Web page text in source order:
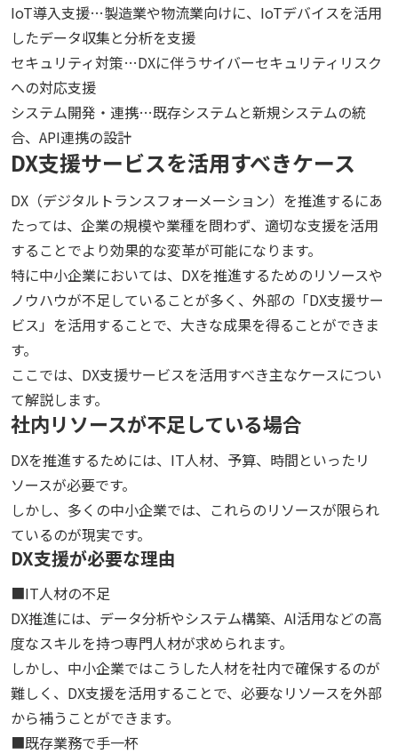
IoT導入支援…製造業や物流業向けに、IoTデバイスを活用
したデータ収集と分析を支援
セキュリティ対策…DXに伴うサイバーセキュリティリスク
への対応支援
システム開発・連携…既存システムと新規システムの統
合、API連携の設計
DX支援サービスを活用すべきケース
DX（デジタルトランスフォーメーション）を推進するにあ
たっては、企業の規模や業種を問わず、適切な支援を活用
することでより効果的な変革が可能になります。
特に中小企業においては、DXを推進するためのリソースや
ノウハウが不足していることが多く、外部の「DX支援サー
ビス」を活用することで、大きな成果を得ることができま
す。
ここでは、DX支援サービスを活用すべき主なケースについ
て解説します。
社内リソースが不足している場合
DXを推進するためには、IT人材、予算、時間といったリ
ソースが必要です。
しかし、多くの中小企業では、これらのリソースが限られ
ているのが現実です。
DX支援が必要な理由
■IT人材の不足
DX推進には、データ分析やシステム構築、AI活用などの高
度なスキルを持つ専門人材が求められます。
しかし、中小企業ではこうした人材を社内で確保するのが
難しく、DX支援を活用することで、必要なリソースを外部
から補うことができます。
■既存業務で手一杯